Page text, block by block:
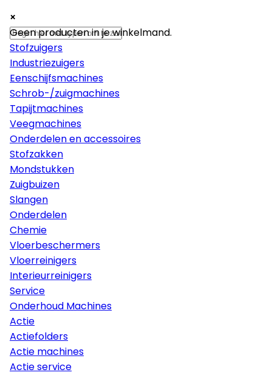
×
Machines
Stofzuigers
Industriezuigers
Eenschijfsmachines
Schrob-/zuigmachines
Tapijtmachines
Veegmachines
Onderdelen en accessoires
Stofzakken
Mondstukken
Zuigbuizen
Slangen
Onderdelen
Chemie
Vloerbeschermers
Vloerreinigers
Interieurreinigers
Service
Onderhoud Machines
Actie
Actiefolders
Actie machines
Actie service
×
×
Geen producten in je winkelmand.